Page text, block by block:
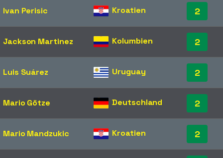
Ivan Perisic Kroatien 2
Jackson Martinez Kolumbien 2
Luis Suárez Uruguay 2
Mario Götze Deutschland 2
Mario Mandzukic Kroatien 2